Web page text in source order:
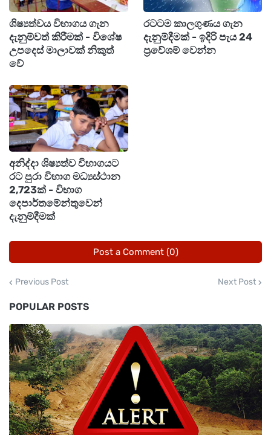
හේතුවෙන් ආසියානු කලාපයේ රටවල් රැසක් සිය
ගුවන් තොටුපළවල පරීක්ෂණ කටයුතු දැඩි කිරීමට
පියවර ගෙන තිබෙනවා.
ඒ අනුව, මේ වන විට මෙම නීපා වෛරසය
ආසාදිතයන් අස්ලවැසි ඉන්දියාවේ බටහිර
බෙංගාලයෙන් වාර්තා වෙනවා.
මෙයට එරෙහිව මෙතෙක් එන්නතක් හෝ නිශ්චිත
ඖෂධයක් සොයාගෙන නොමැති අතර, පූර්ව
ආරක්ෂාව වඩාත් වැදගත් වන බවයි සෞඛ්‍ය අංශ
අනතුරු අඟවන්නේ.
ශිෂ්‍යත්වය විභාගය ගැන
දැනුම්වත් කිරීමක් - විශේෂ
උපදෙස් මාලාවක් නිකුත්
වේ
රටටම කාලගුණය ගැන
දැනුම්දීමක් - ඉදිරි පැය 24
ප්‍රවේශම් වෙන්න
අනිද්දා ශිෂ්‍යත්ව විභාගයට
රට පුරා විභාග මධ්‍යස්ථාන
2,723ක් - විභාග
දෙපාර්තමේන්තුවෙන්
දැනුම්දීමක්
Post a Comment (0)
Previous Post Next Post
POPULAR POSTS